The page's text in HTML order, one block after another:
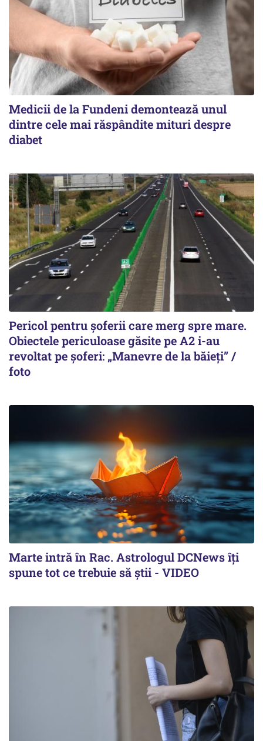
Medicii de la Fundeni demontează unul
dintre cele mai răspândite mituri despre
diabet
Pericol pentru șoferii care merg spre mare.
Obiectele periculoase găsite pe A2 i-au
revoltat pe șoferi: „Manevre de la băieți” /
foto
Marte intră în Rac. Astrologul DCNews îți
spune tot ce trebuie să știi - VIDEO